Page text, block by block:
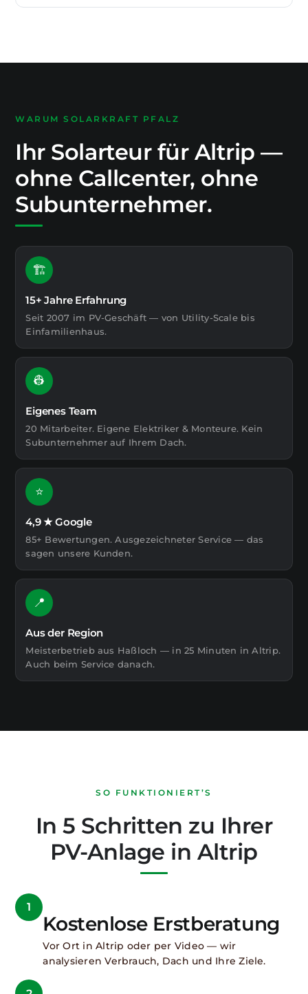
WARUM SOLARKRAFT PFALZ
Ihr Solarteur für Altrip —
ohne Callcenter, ohne
Subunternehmer.
🏗️
15+ Jahre Erfahrung
Seit 2007 im PV-Geschäft — von Utility-Scale bis
Einfamilienhaus.
👷
Eigenes Team
20 Mitarbeiter. Eigene Elektriker & Monteure. Kein
Subunternehmer auf Ihrem Dach.
⭐
4,9 ★ Google
85+ Bewertungen. Ausgezeichneter Service — das
sagen unsere Kunden.
📍
Aus der Region
Meisterbetrieb aus Haßloch — in 25 Minuten in Altrip.
Auch beim Service danach.
SO FUNKTIONIERT’S
In 5 Schritten zu Ihrer
PV-Anlage in Altrip
1
Kostenlose Erstberatung
Vor Ort in Altrip oder per Video — wir
analysieren Verbrauch, Dach und Ihre Ziele.